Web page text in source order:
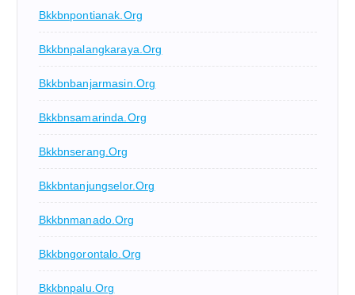
Bkkbnpontianak.org
Bkkbnpalangkaraya.org
Bkkbnbanjarmasin.org
Bkkbnsamarinda.org
Bkkbnserang.org
Bkkbntanjungselor.org
Bkkbnmanado.org
Bkkbngorontalo.org
Bkkbnpalu.org